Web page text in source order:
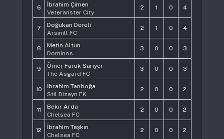
6
İbrahim Çimen
Veteranster City
2 1 0 4
7
Doğukan Dereli
Arsınıll FC
2 1 0 4
8
Metin Altun
Dominos
3 0 0 3
9
Ömer Faruk Sarıyer
The Asgard FC
3 0 0 3
10
İbrahim Tanboğa
Stil Dizayn FK
2 0 0 2
11
Bekir Arda
Chelsea FC
2 0 0 2
12
İbrahim Taşkın
Chelsea FC
2 0 0 2